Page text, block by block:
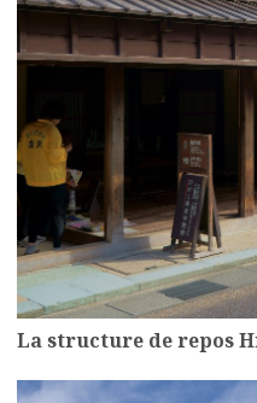
La structure de repos
more